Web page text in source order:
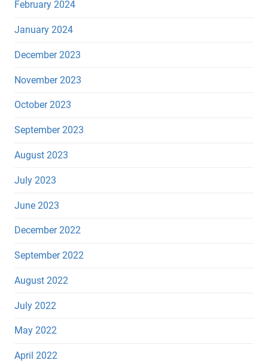
February 2024
January 2024
December 2023
November 2023
October 2023
September 2023
August 2023
July 2023
June 2023
December 2022
September 2022
August 2022
July 2022
May 2022
April 2022